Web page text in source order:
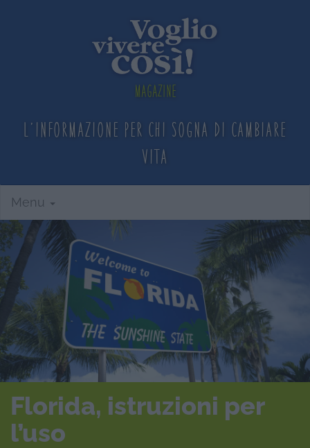
Magazine
L'informazione per chi sogna di cambiare
vita
Menu
Florida, istruzioni per
l’uso